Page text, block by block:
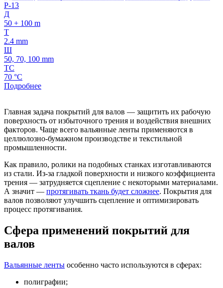
P-13
Д
50 + 100 m
Т
2.4 mm
Ш
50, 70, 100 mm
ТС
70 °C
Подробнее
Главная задача покрытий для валов — защитить их рабочую
поверхность от избыточного трения и воздействия внешних
факторов. Чаще всего вальянные ленты применяются в
целлюлозно-бумажном производстве и текстильной
промышленности.
Как правило, ролики на подобных станках изготавливаются
из стали. Из-за гладкой поверхности и низкого коэффициента
трения — затрудняется сцепление с некоторыми материалами.
А значит — протягивать ткань будет сложнее. Покрытия для
валов позволяют улучшить сцепление и оптимизировать
процесс протягивания.
Сфера применений покрытий для
валов
Вальянные ленты особенно часто используются в сферах:
полиграфии;